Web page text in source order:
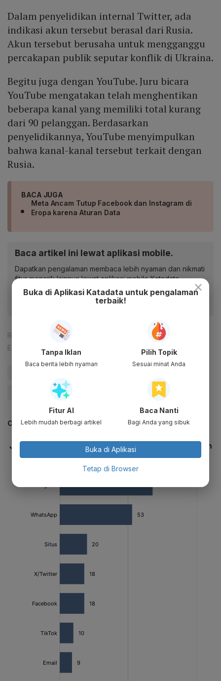
Dalam penyelidikan internal Twitter, ada
indikasi akun tersebut berasal dari Rusia.
Akun tersebut berusaha untuk mengganggu
percakapan publik seputar konflik di Ukraina.
Begitu juga dengan YouTube. Juru bicara
YouTube mengatakan telah menghentikan
beberapa kanal yang memiliki total kurang
dari 90 pelanggan. Berdasarkan
penyelidikannya, YouTube menyimpulkan
bahwa kanal-kanal tersebut terkait dengan
Rusia.
BACA JUGA
Meta Ancam Tutup Facebook dan Instagram di
Eropa karena Aturan Data
Baca artikel ini lewat aplikasi mobile.
Dapatkan pengalaman membaca lebih nyaman dan nikmati
fitur menarik lainnya lewat aplikasi mobile Katadata.
Reporter:
Fahmi Ahmad Burhan
Editor:
Happy Fajrian
#Perang Rusia Ukraina
CEK JUGA DATA INI
×
Buka di Aplikasi Katadata untuk pengalaman
terbaik!
Tanpa Iklan
Baca berita lebih nyaman
Pilih Topik
Sesuai minat Anda
Fitur AI
Lebih mudah berbagi artikel
Baca Nanti
Bagi Anda yang sibuk
Buka di Aplikasi
Tetap di Browser